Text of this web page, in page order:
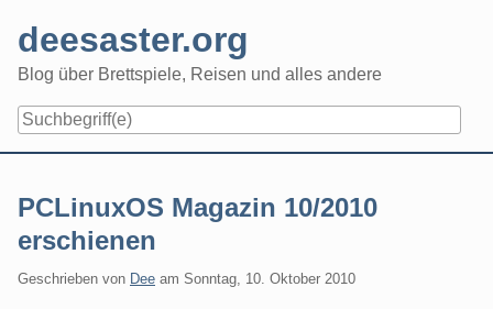
content
deesaster.org
Blog über Brettspiele, Reisen und alles andere
PCLinuxOS Magazin 10/2010
erschienen
Geschrieben von Dee am Sonntag, 10. Oktober 2010